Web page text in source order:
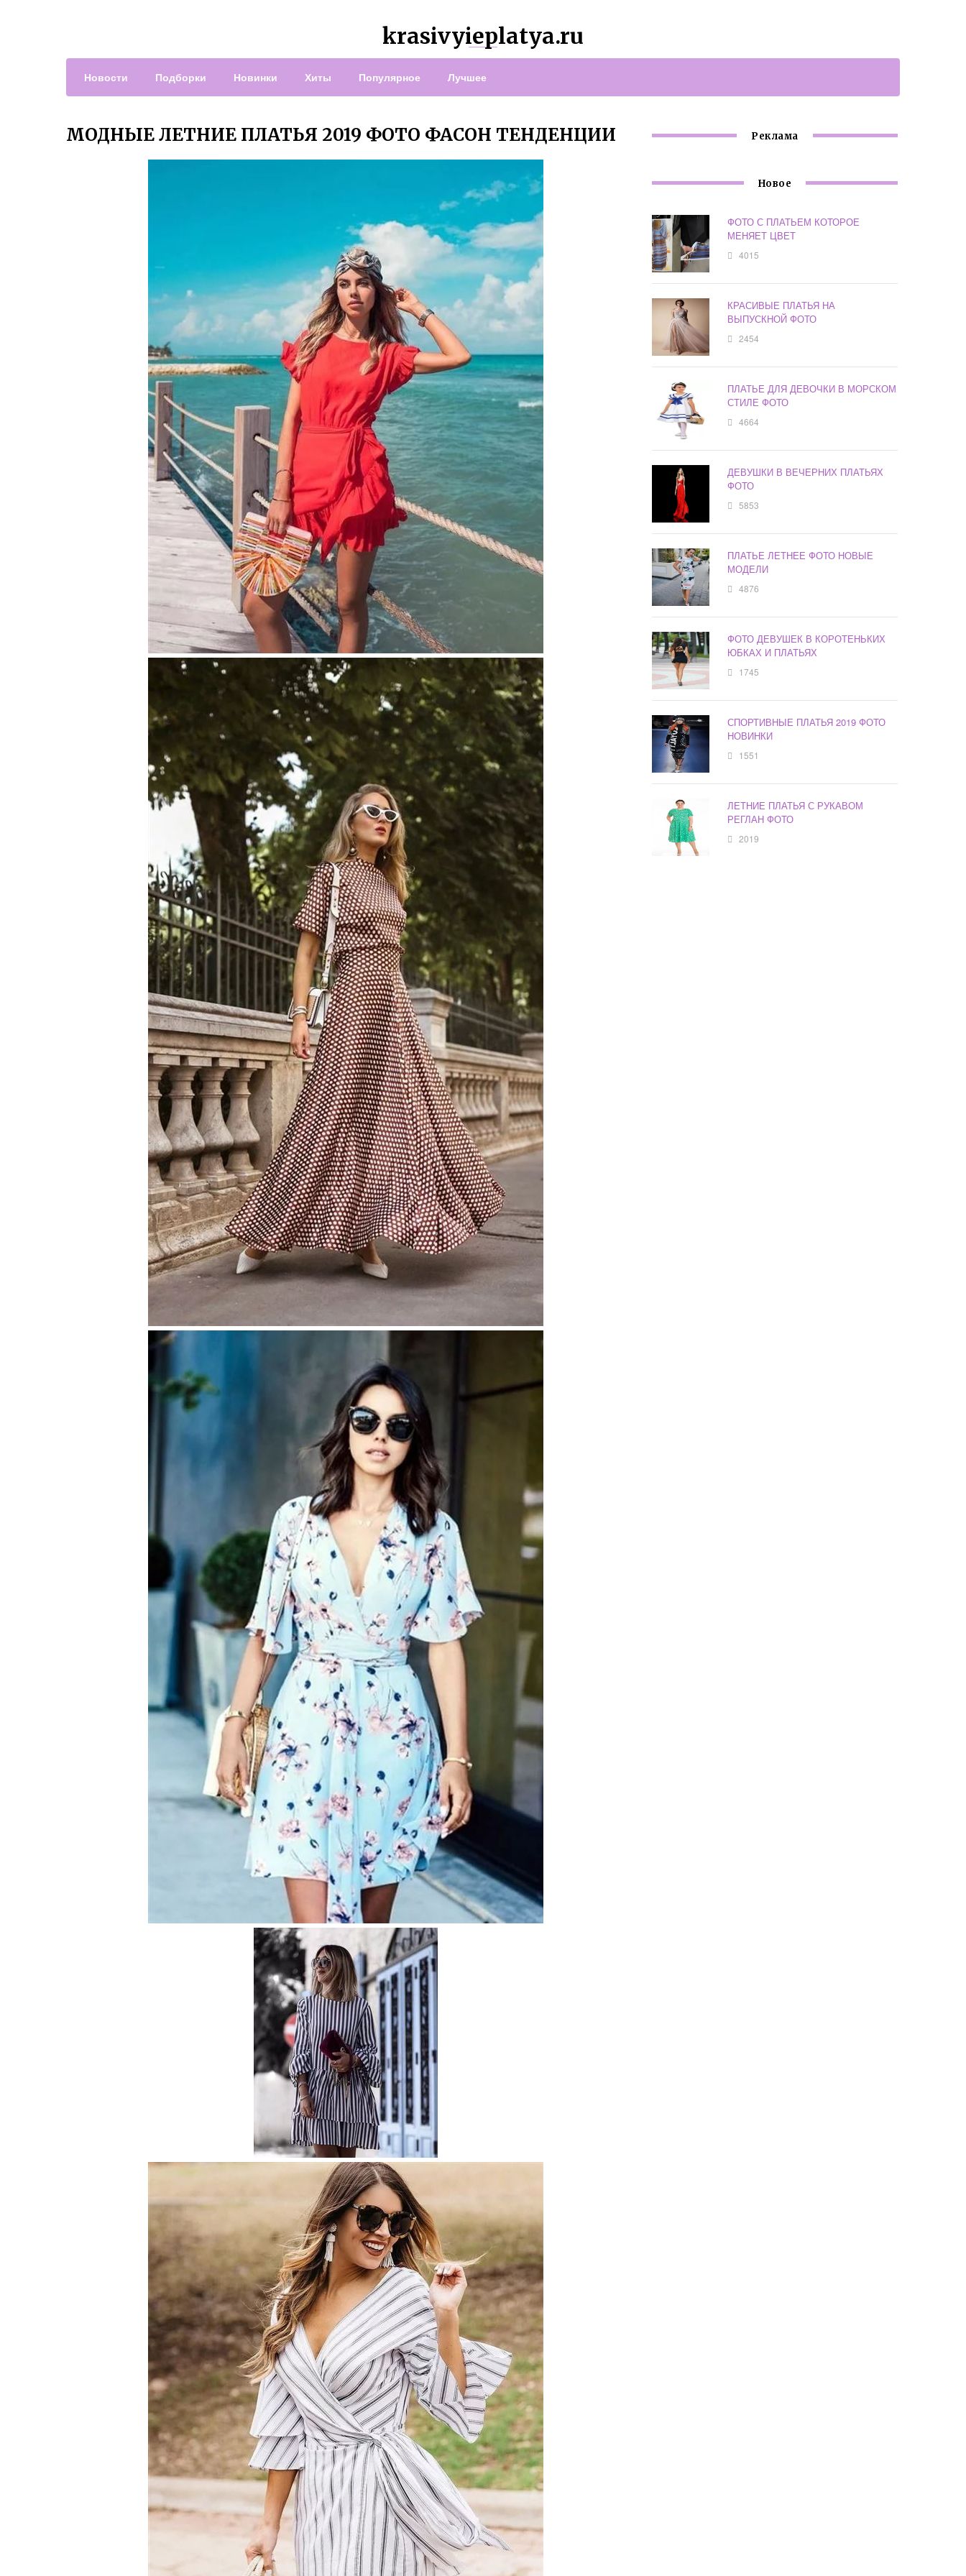
krasivyieplatya.ru
Новости Подборки Новинки Хиты Популярное Лучшее
МОДНЫЕ ЛЕТНИЕ ПЛАТЬЯ 2019 ФОТО ФАСОН ТЕНДЕНЦИИ Реклама
Новое
ФОТО С ПЛАТЬЕМ КОТОРОЕ
МЕНЯЕТ ЦВЕТ
4015
КРАСИВЫЕ ПЛАТЬЯ НА
ВЫПУСКНОЙ ФОТО
2454
ПЛАТЬЕ ДЛЯ ДЕВОЧКИ В МОРСКОМ
СТИЛЕ ФОТО
4664
ДЕВУШКИ В ВЕЧЕРНИХ ПЛАТЬЯХ
ФОТО
5853
ПЛАТЬЕ ЛЕТНЕЕ ФОТО НОВЫЕ
МОДЕЛИ
4876
ФОТО ДЕВУШЕК В КОРОТЕНЬКИХ
ЮБКАХ И ПЛАТЬЯХ
1745
СПОРТИВНЫЕ ПЛАТЬЯ 2019 ФОТО
НОВИНКИ
1551
ЛЕТНИЕ ПЛАТЬЯ С РУКАВОМ
РЕГЛАН ФОТО
2019